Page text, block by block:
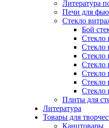
Литература
Печи для
Стекло
Бой
Стекло
Стекло
Стекло
Стекло
Стекло
Стекло
Стекло
Плиты для
Литература
Товары для
Канцтовары